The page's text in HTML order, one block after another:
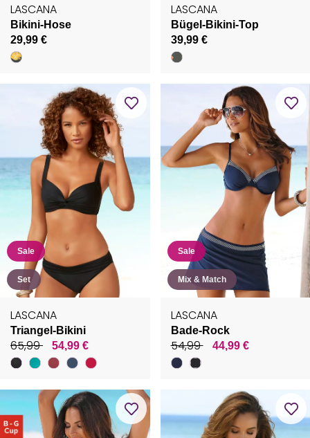
LASCANA
Bikini-Hose
29,99 €
LASCANA
Bügel-Bikini-Top
39,99 €
Sale
Set
LASCANA
Triangel-Bikini
65,99 54,99 €
Sale
Mix & Match
LASCANA
Bade-Rock
54,99 44,99 €